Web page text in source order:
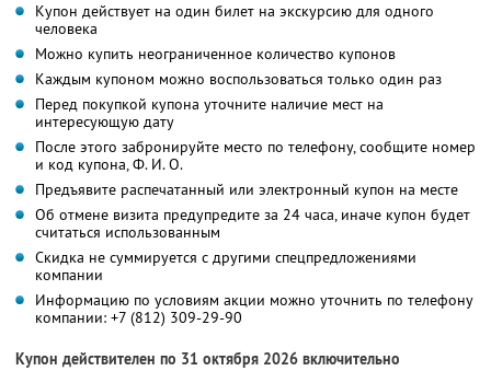
Купон действует на один билет на экскурсию для одного
человека
Можно купить неограниченное количество купонов
Каждым купоном можно воспользоваться только один раз
Перед покупкой купона уточните наличие мест на
интересующую дату
После этого забронируйте место по телефону, сообщите номер
и код купона, Ф. И. О.
Предъявите распечатанный или электронный купон на месте
Об отмене визита предупредите за 24 часа, иначе купон будет
считаться использованным
Скидка не суммируется с другими спецпредложениями
компании
Информацию по условиям акции можно уточнить по телефону
компании: +7 (812) 309-29-90
Купон действителен по 31 октября 2026 включительно